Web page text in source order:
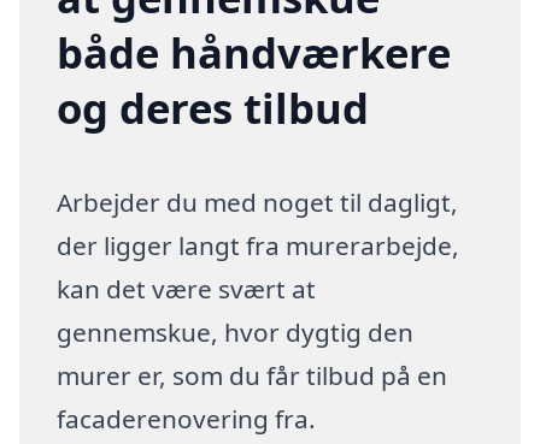
både håndværkere
og deres tilbud
Arbejder du med noget til dagligt,
der ligger langt fra murerarbejde,
kan det være svært at
gennemskue, hvor dygtig den
murer er, som du får tilbud på en
facaderenovering fra.